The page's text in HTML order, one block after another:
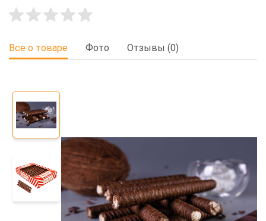
Все о товаре Фото Отзывы (0)